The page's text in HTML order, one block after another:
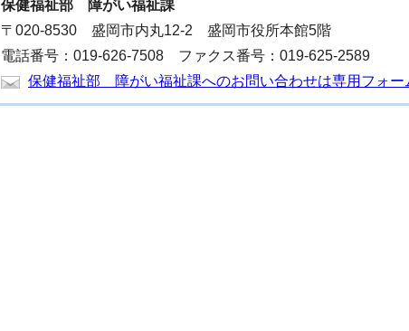
保健福祉部
障がい福祉課
〒020-8530 盛岡市内丸12-2 盛岡市役所本館5階
電話番号：019-626-7508 ファクス番号：019-625-2589
保健福祉部 障がい福祉課へのお問い合わせは専用フォー